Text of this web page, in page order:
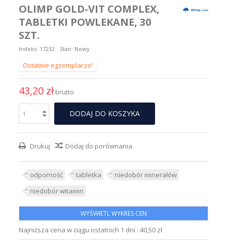
OLIMP GOLD-VIT COMPLEX,
TABLETKI POWLEKANE, 30
SZT.
Indeks: 17232 Stan: Nowy
Ostatnie egzemplarze!
43,20 zł brutto
DODAJ DO KOSZYKA
Drukuj Dodaj do porównania
odporność tabletka
niedobór minerałów
niedobór witamin
WYŚWIETL WYKRES CEN
Najniższa cena w ciągu ostatnich 1 dni : 40,50 zł